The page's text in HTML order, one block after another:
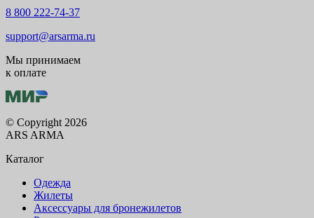
8 800 222-74-37
support@arsarma.ru
Мы принимаем
к оплате
© Copyright 2026
ARS ARMA
Каталог
Одежда
Жилеты
Аксессуары для бронежилетов